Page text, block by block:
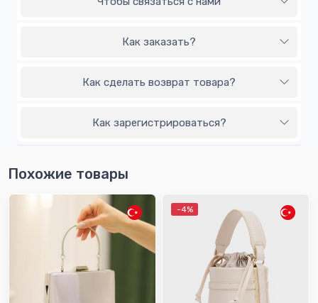
Как заказать?
Как сделать возврат товара?
Как зарегистрироваться?
Похожие товары
-4%